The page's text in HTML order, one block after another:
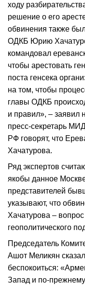
ходу
решение о его
обвинения также
ОДКБ Юрию
командовал
чтобы арестовать
поста генсека
на том, чтобы
главы ОДКБ
и правил», – заявил
пресс-секретарь
РФ говорят, что
Хачатурова.
Ряд экспертов
якобы данное
представителей
указывают, что
Хачатурова –
геополитического
Председатель
Ашот Меликян
беспокоиться:
Запад и по-